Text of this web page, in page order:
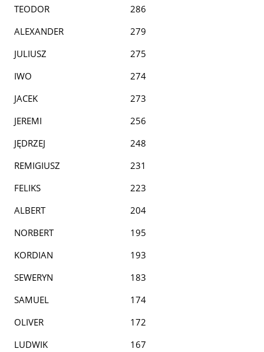
TEODOR
286
ALEXANDER
279
JULIUSZ
275
IWO
274
JACEK
273
JEREMI
256
JĘDRZEJ
248
REMIGIUSZ
231
FELIKS
223
ALBERT
204
NORBERT
195
KORDIAN
193
SEWERYN
183
SAMUEL
174
OLIVER
172
LUDWIK
167